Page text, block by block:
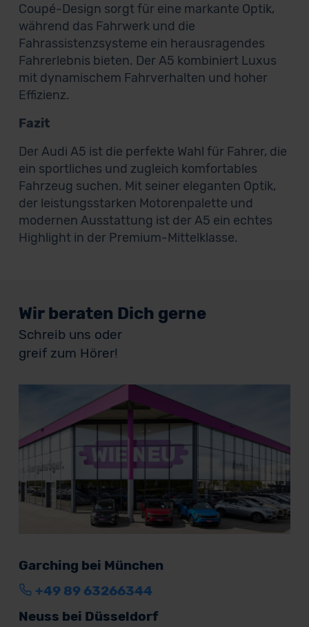
Coupé-Design sorgt für eine markante Optik,
während das Fahrwerk und die
Fahrassistenzsysteme ein herausragendes
Fahrerlebnis bieten. Der A5 kombiniert Luxus
mit dynamischem Fahrverhalten und hoher
Effizienz.
Fazit
Der Audi A5 ist die perfekte Wahl für Fahrer, die
ein sportliches und zugleich komfortables
Fahrzeug suchen. Mit seiner eleganten Optik,
der leistungsstarken Motorenpalette und
modernen Ausstattung ist der A5 ein echtes
Highlight in der Premium-Mittelklasse.
Wir beraten Dich gerne
Schreib uns oder
greif zum Hörer!
Garching bei München
+49 89 63266344
Neuss bei Düsseldorf